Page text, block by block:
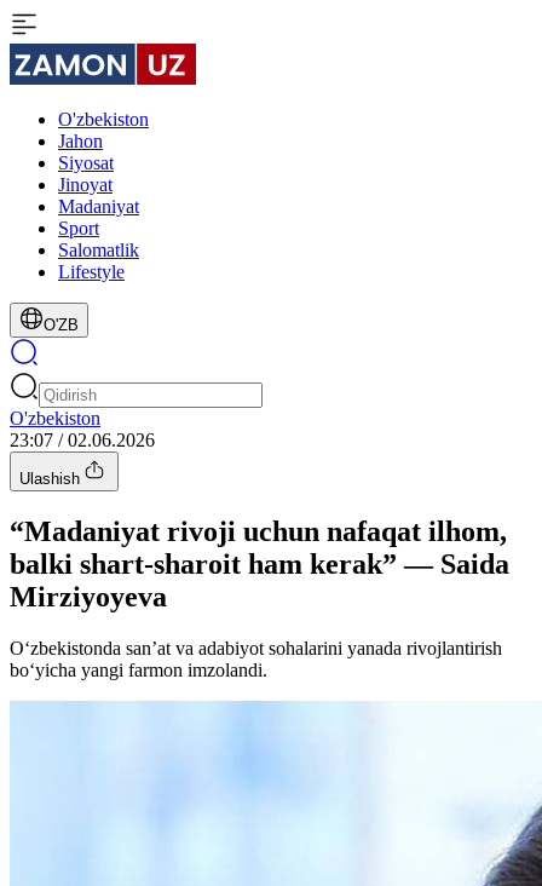
O'zbekiston
Jahon
Siyosat
Jinoyat
Madaniyat
Sport
Salomatlik
Lifestyle
O'ZB
O'zbekiston
23:07 / 02.06.2026
Ulashish
“Madaniyat rivoji uchun nafaqat ilhom,
balki shart-sharoit ham kerak” — Saida
Mirziyoyeva
O‘zbekistonda san’at va adabiyot sohalarini yanada rivojlantirish
bo‘yicha yangi farmon imzolandi.